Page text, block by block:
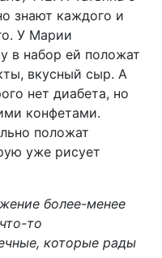
знают каждого и
У Марии
в набор ей положат
вкусный сыр. А
нет диабета, но
конфетами.
положат
уже рисует
более-менее
то
которые рады